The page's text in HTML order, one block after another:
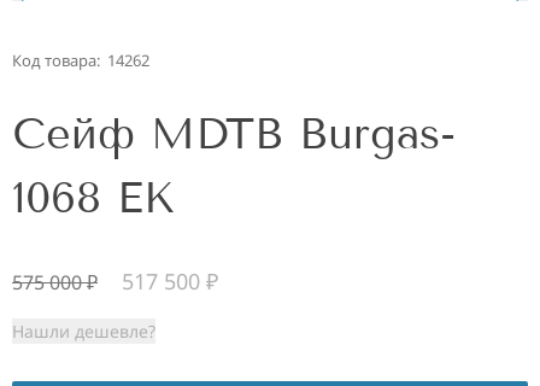
Код товара: 14262
Сейф MDTB Burgas-
1068 EK
575 000₽ 517 500 ₽
Нашли дешевле?